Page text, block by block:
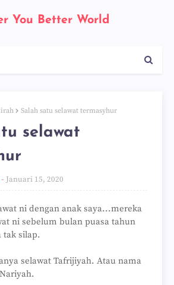
You Better World
Salah satu selawat termasyhur
selawat
Januari 15, 2020
ni dengan anak saya...mereka
ni sebelum bulan puasa tahun
tak silap.
selawat Tafrijiyah. Atau nama